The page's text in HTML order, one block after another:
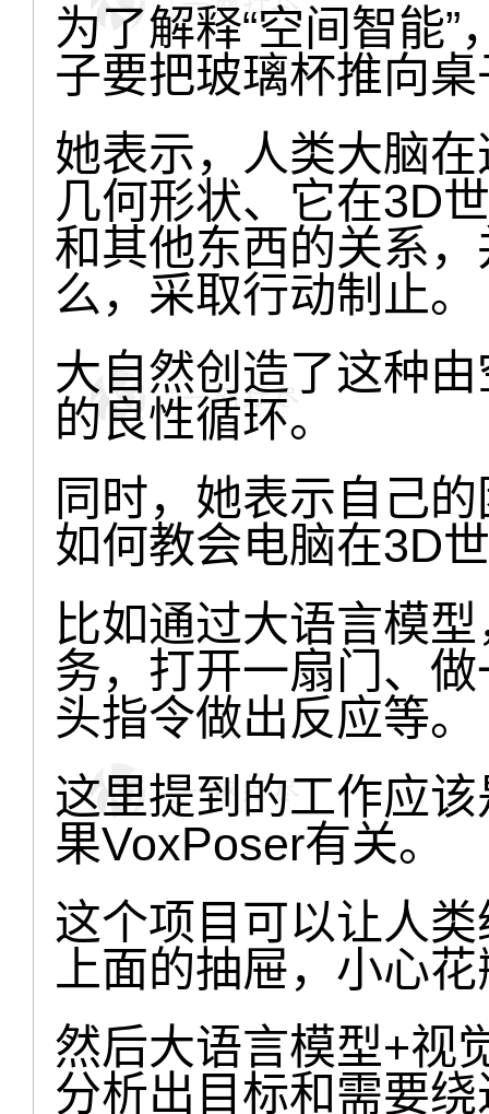
为了解释“空间智能
子要把玻璃杯推向
她表示，人类大脑
几何形状、它在3D
和其他东西的关系
么，采取行动制止。
大自然创造了这种
的良性循环。
同时，她表示自己
如何教会电脑在3D
比如通过大语言模
务，打开一扇门、
头指令做出反应等。
这里提到的工作应
果VoxPoser有关。
这个项目可以让人
上面的抽屉，小心花
然后大语言模型+视
分析出目标和需要